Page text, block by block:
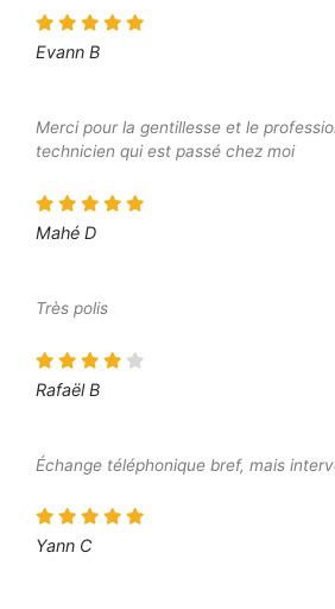
Evann B
Merci pour la gentillesse et le
technicien qui est passé chez moi
Mahé D
Très polis
Rafaël B
Échange téléphonique bref, mais
Yann C